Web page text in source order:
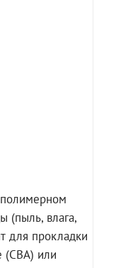
(пыль, влага,
для прокладки
(СВА) или